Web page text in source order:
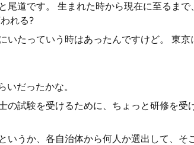
尾道です。 生まれた時から現在に至るま
れる?
いたっていう時はあったんですけど。 東京
いだったかな。
の試験を受けるために、ちょっと研修を
いうか、各自治体から何人か選出して、そ